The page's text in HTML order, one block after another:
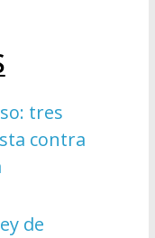
tres
contra
de